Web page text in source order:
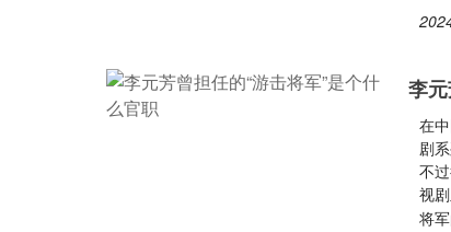
李
在
剧
不
视
将